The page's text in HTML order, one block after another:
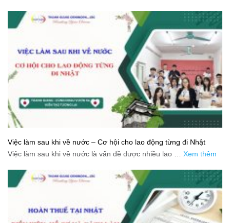
Việc làm sau khi về nước – Cơ hội cho lao động từng đi Nhật
Việc làm sau khi về nước là vấn đề được nhiều lao … Xem thêm